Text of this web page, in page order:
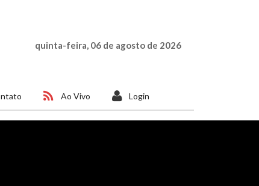
quinta-feira, 06 de agosto de 2026
Ao Vivo Login